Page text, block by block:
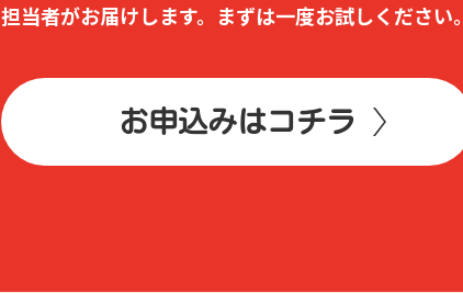
担当者がお届けします。 まずは⼀度お試しください。
お申込みはコチラ